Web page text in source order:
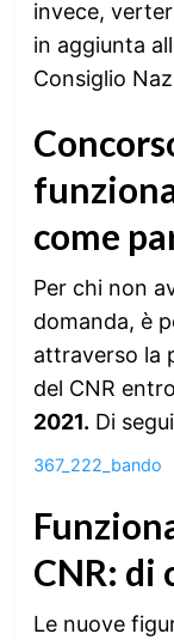
invece,
in aggiunta
Consiglio
come
Per chi non
domanda, è
attraverso la
del CNR
2021. Di
367_222_bando
CNR: di
Le nuove